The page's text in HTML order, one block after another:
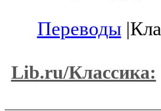
Переводы
Lib.ru/Классика: